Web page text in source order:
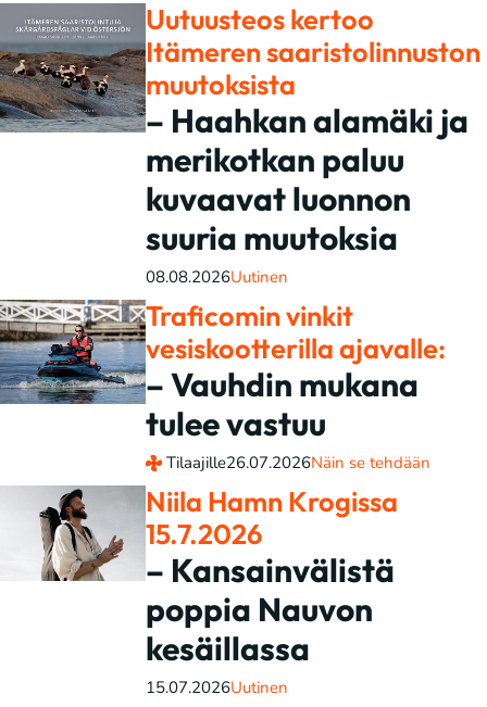
Uutuusteos kertoo
Itämeren saaristolinnuston
muutoksista
– Haahkan alamäki ja
merikotkan paluu
kuvaavat luonnon
suuria muutoksia
08.08.2026Uutinen
Traficomin vinkit
vesiskootterilla ajavalle:
– Vauhdin mukana
tulee vastuu
Tilaajille26.07.2026Näin se tehdään
Niila Hamn Krogissa
15.7.2026
– Kansainvälistä
poppia Nauvon
kesäillassa
15.07.2026Uutinen